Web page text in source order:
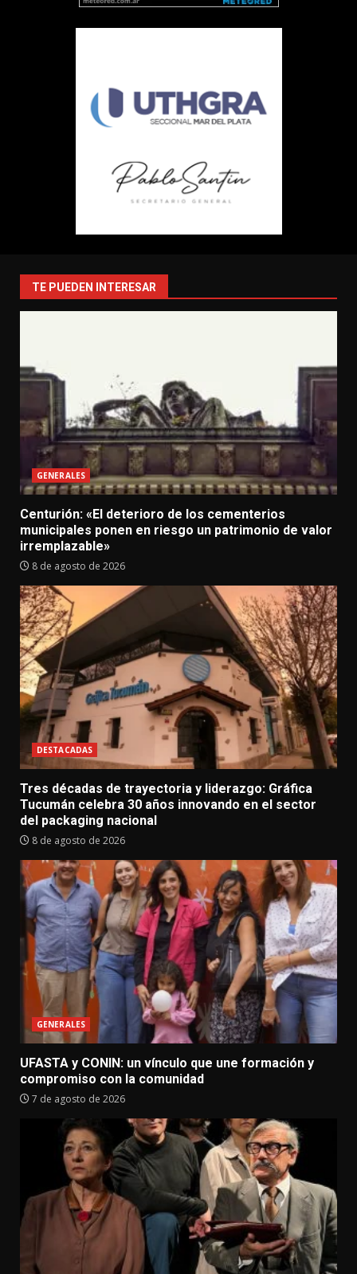
TE PUEDEN INTERESAR
GENERALES
Centurión: «El deterioro de los cementerios
municipales ponen en riesgo un patrimonio de valor
irremplazable»
8 de agosto de 2026
DESTACADAS
Tres décadas de trayectoria y liderazgo: Gráfica
Tucumán celebra 30 años innovando en el sector
del packaging nacional
8 de agosto de 2026
GENERALES
UFASTA y CONIN: un vínculo que une formación y
compromiso con la comunidad
7 de agosto de 2026